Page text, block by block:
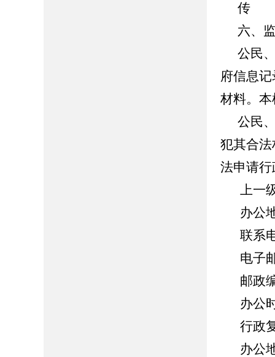
传
六、
公民
府信息
材料。
公民
犯其合
法申请
上一
办公
联系
电子
邮政
办公
行政
办公